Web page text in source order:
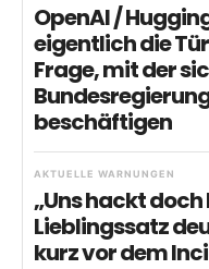
OpenAI /
eigentlich die
Frage, mit der
beschäftigen
AKTUELLE WARNUNGEN
„Uns hackt doch
Lieblingssatz
kurz vor dem